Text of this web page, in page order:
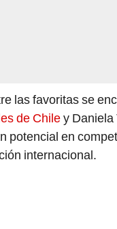
las favoritas se
de Chiley Daniela
potencial en
internacional.